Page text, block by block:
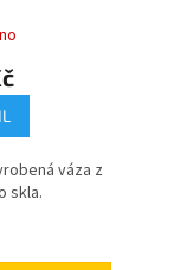
váza z
skla.